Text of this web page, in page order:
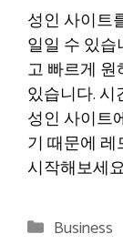
성인 사이트
일일 수 있
고 빠르게
있습니다.
성인 사이트
기 때문에
시작해보세
Categories
Business